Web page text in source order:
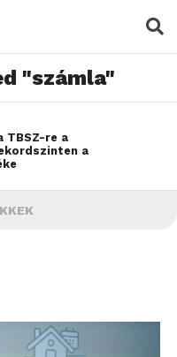
"számla"
TBSZ-re a
a